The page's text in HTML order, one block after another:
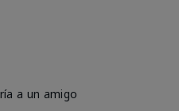
a un amigo